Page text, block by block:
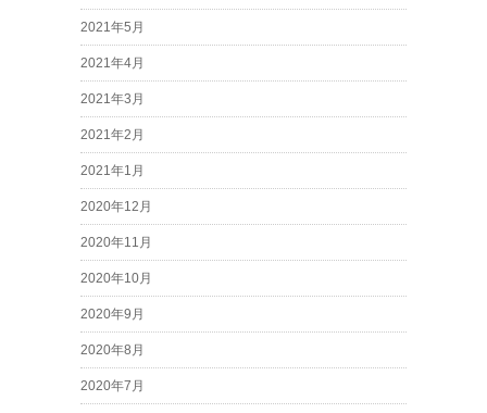
2021年5月
2021年4月
2021年3月
2021年2月
2021年1月
2020年12月
2020年11月
2020年10月
2020年9月
2020年8月
2020年7月